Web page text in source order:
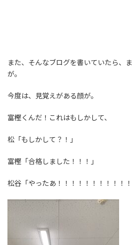
また、そんなブログを書いていたら、
が。
今度は、見覚えがある顔が。
富樫くんだ！これはもしかして、
松「もしかして？！」
富樫「合格しました！！！」
松谷「やったあ！！！！！！！！！！！